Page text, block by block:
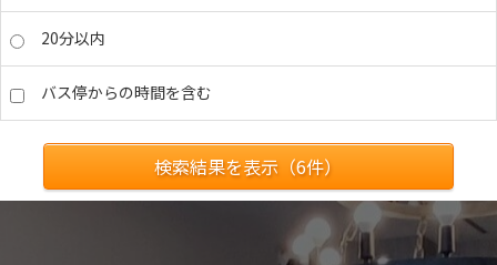
20分以内
バス停からの時間を含む
検索結果を表示（6件）